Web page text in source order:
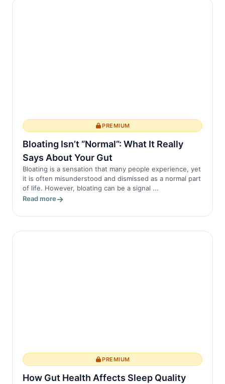
PREMIUM
Bloating Isn’t “Normal”: What It Really
Says About Your Gut
Bloating is a sensation that many people experience, yet
it is often misunderstood and dismissed as a normal part
of life. However, bloating can be a signal ...
Read more
PREMIUM
How Gut Health Affects Sleep Quality